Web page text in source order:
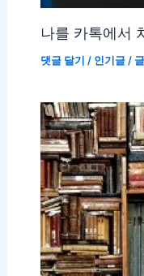
나를 카톡에서
댓글 달기 / 인기글/